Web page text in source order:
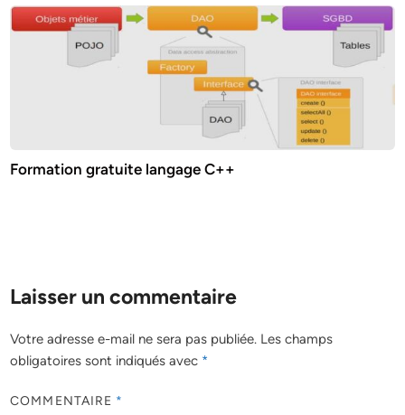
Formation gratuite langage C++
Laisser un commentaire
Votre adresse e-mail ne sera pas publiée. Les champs
obligatoires sont indiqués avec *
COMMENTAIRE *